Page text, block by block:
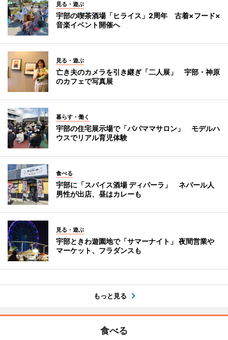
見る・遊ぶ
宇部の喫茶酒場「ヒライス」2周年 古着×フード×
音楽イベント開催へ
見る・遊ぶ
亡き夫のカメラを引き継ぎ「二人展」 宇部・神原
のカフェで写真展
暮らす・働く
宇部の住宅展示場で「パパママサロン」 モデルハ
ウスでリアル育児体験
食べる
宇部に「スパイス酒場 ディパーラ」 ネパール人
男性が出店、昼はカレーも
見る・遊ぶ
宇部ときわ遊園地で「サマーナイト」 夜間営業や
マーケット、フラダンスも
もっと見る
食べる